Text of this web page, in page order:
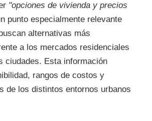
"opciones de vivienda y precios
punto especialmente relevante
alternativas más
a los mercados residenciales
ciudades. Esta información
rangos de costos y
de los distintos entornos urbanos